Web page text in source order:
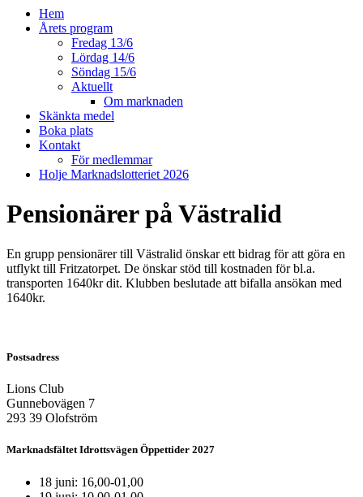
Hem
Årets program
Fredag 13/6
Lördag 14/6
Söndag 15/6
Aktuellt
Om marknaden
Skänkta medel
Boka plats
Kontakt
För medlemmar
Holje Marknadslotteriet 2026
Pensionärer på Västralid
En grupp pensionärer till Västralid önskar ett bidrag för att göra en
utflykt till Fritzatorpet. De önskar stöd till kostnaden för bl.a.
transporten 1640kr dit. Klubben beslutade att bifalla ansökan med
1640kr.
Postsadress
Lions Club
Gunnebovägen 7
293 39 Olofström
Marknadsfältet Idrottsvägen Öppettider 2027
18 juni: 16,00-01,00